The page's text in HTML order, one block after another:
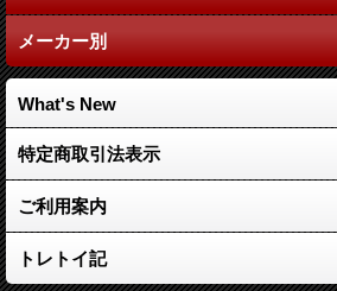
メーカー別
What's New
特定商取引法表示
ご利用案内
トレトイ記